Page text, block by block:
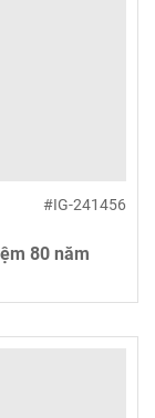
#IG-241456
80 năm